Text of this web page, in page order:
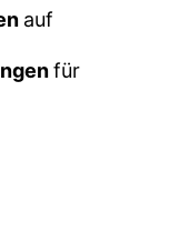
auf
für